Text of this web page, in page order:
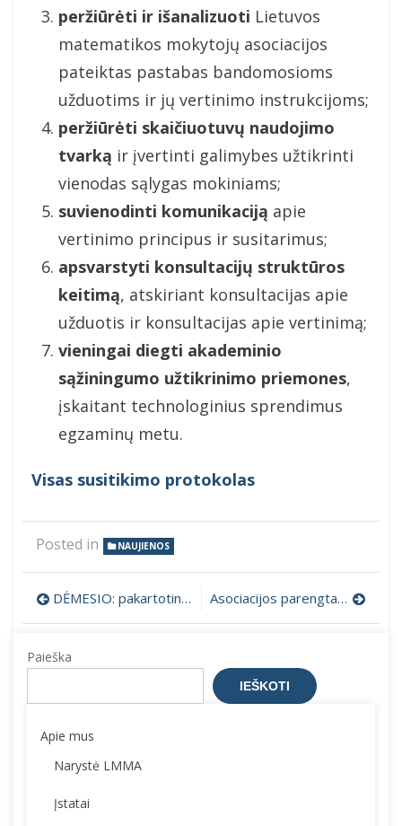
peržiūrėti ir išanalizuoti Lietuvos
matematikos mokytojų asociacijos
pateiktas pastabas bandomosioms
užduotims ir jų vertinimo instrukcijoms;
peržiūrėti skaičiuotuvų naudojimo
tvarką ir įvertinti galimybes užtikrinti
vienodas sąlygas mokiniams;
suvienodinti komunikaciją apie
vertinimo principus ir susitarimus;
apsvarstyti konsultacijų struktūros
keitimą, atskiriant konsultacijas apie
užduotis ir konsultacijas apie vertinimą;
vieningai diegti akademinio
sąžiningumo užtikrinimo priemones,
įskaitant technologinius sprendimus
egzaminų metu.
Visas susitikimo protokolas
Posted in NAUJIENOS
Navigacija
tarp
įrašų
DĖMESIO: pakartotinė rinkiminė konferencija Asociacijos parengtas matematikos egzamino bandomasis
Paieška
IEŠKOTI
Apie mus
Narystė LMMA
Įstatai